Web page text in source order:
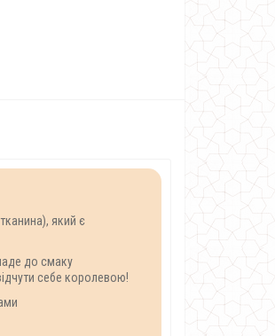
який є
до смаку
себе королевою!